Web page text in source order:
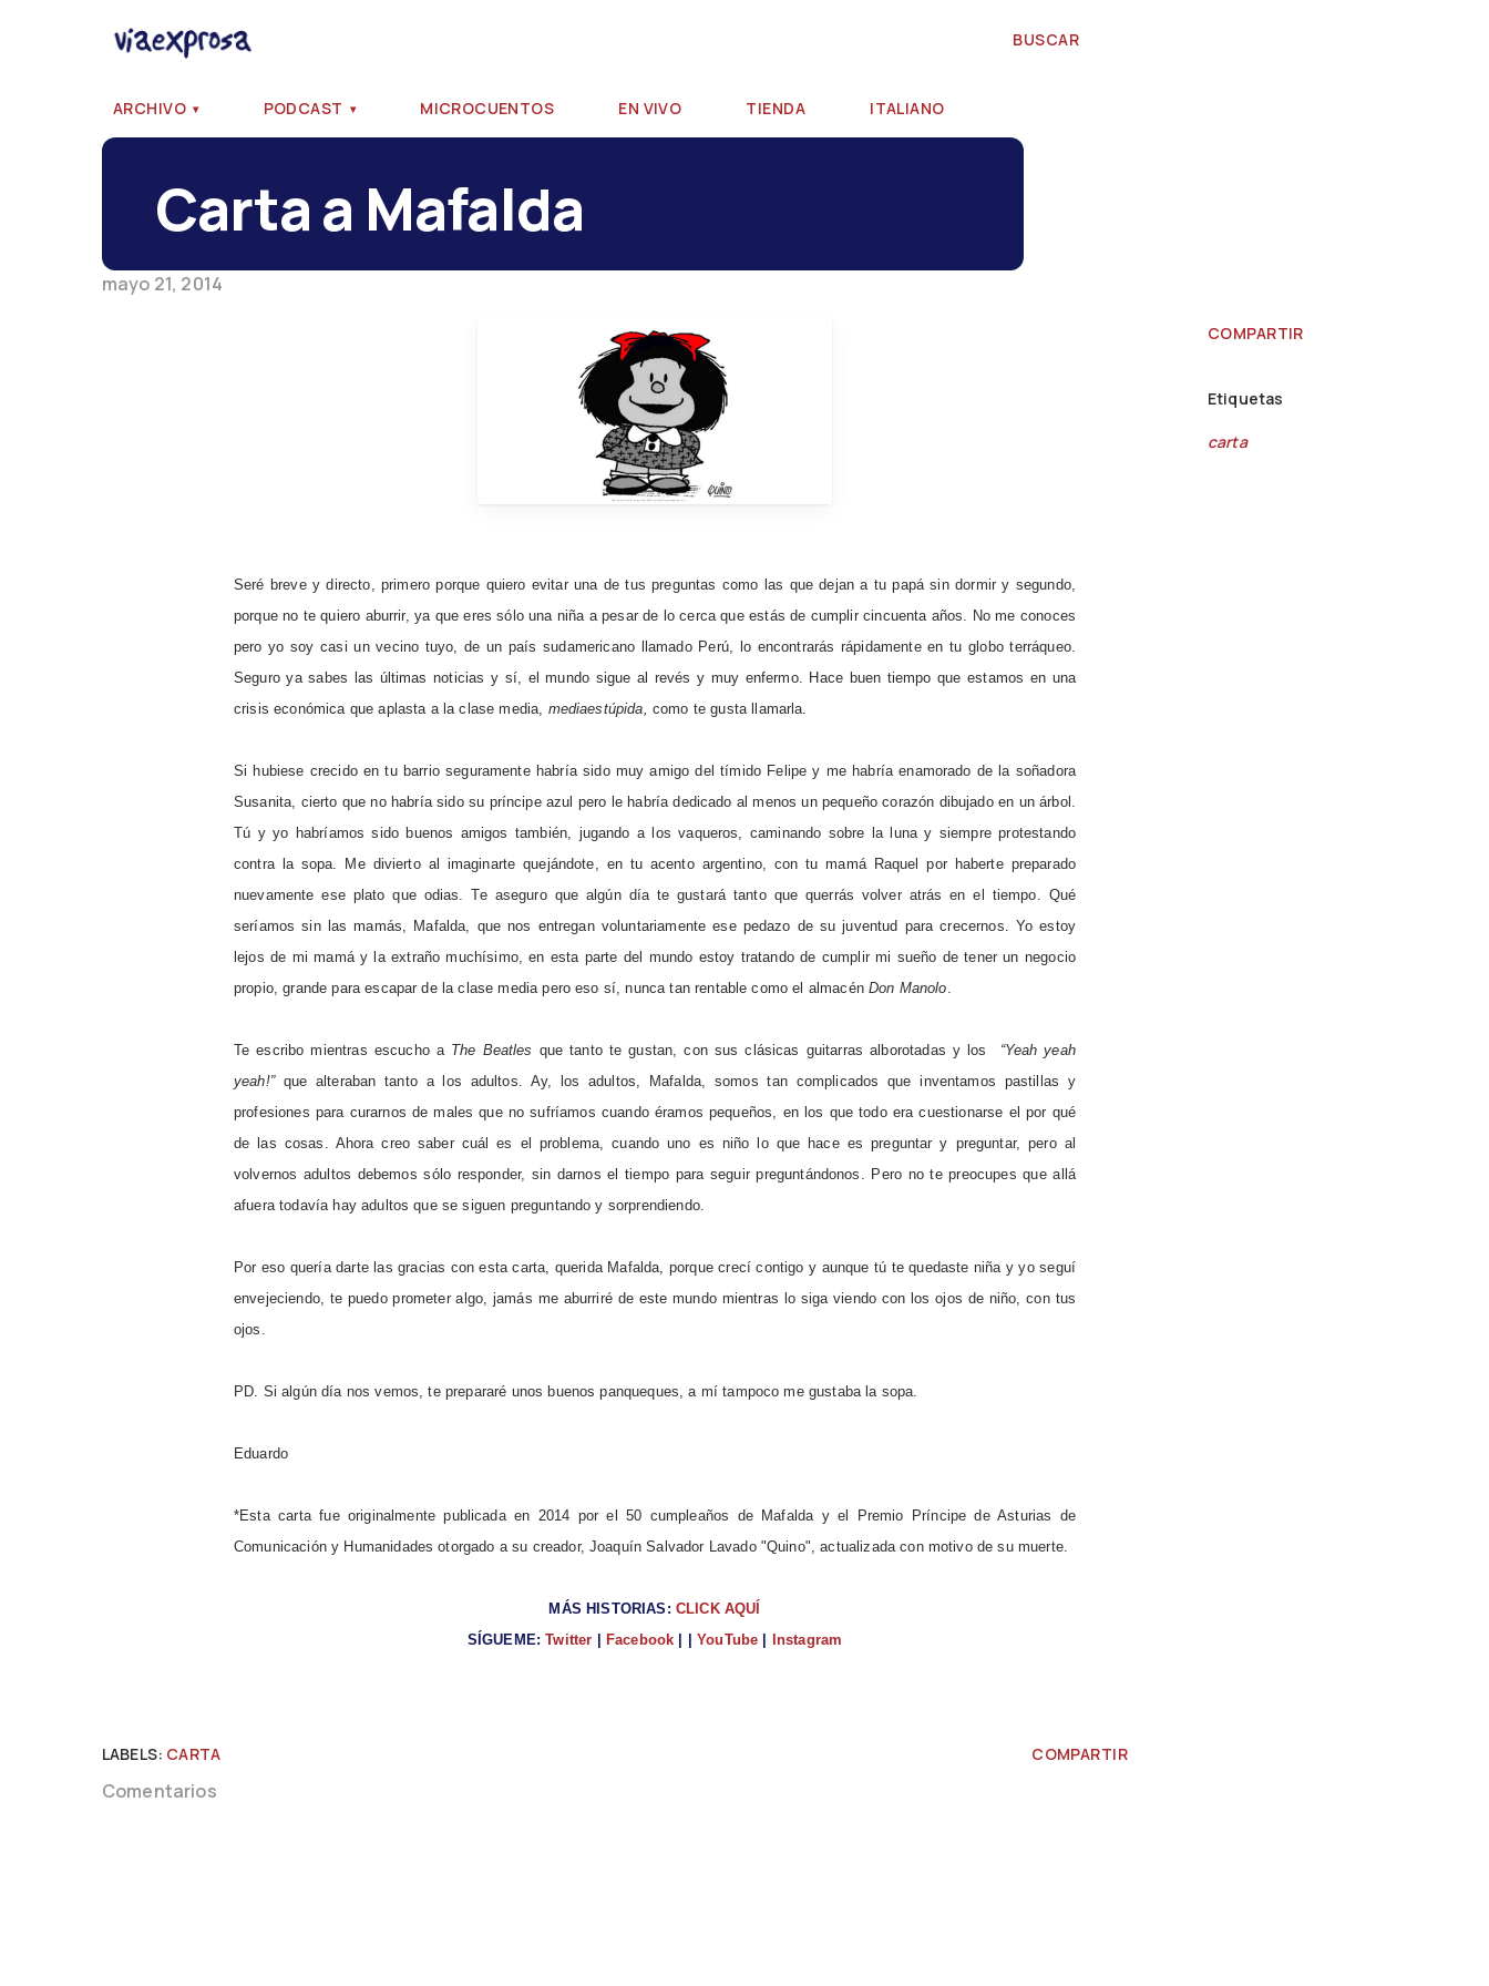
BUSCAR
ARCHIVO PODCAST MICROCUENTOS EN VIVO TIENDA ITALIANO
Carta a Mafalda
mayo 21, 2014
Seré breve y directo, primero porque quiero evitar una de tus preguntas como las que dejan a tu papá sin dormir y segundo,
porque no te quiero aburrir, ya que eres sólo una niña a pesar de lo cerca que estás de cumplir cincuenta años. No me conoces
pero yo soy casi un vecino tuyo, de un país sudamericano llamado Perú, lo encontrarás rápidamente en tu globo terráqueo.
Seguro ya sabes las últimas noticias y sí, el mundo sigue al revés y muy enfermo. Hace buen tiempo que estamos en una
crisis económica que aplasta a la clase media, mediaestúpida, como te gusta llamarla.
Si hubiese crecido en tu barrio seguramente habría sido muy amigo del tímido Felipe y me habría enamorado de la soñadora
Susanita, cierto que no habría sido su príncipe azul pero le habría dedicado al menos un pequeño corazón dibujado en un árbol.
Tú y yo habríamos sido buenos amigos también, jugando a los vaqueros, caminando sobre la luna y siempre protestando
contra la sopa. Me divierto al imaginarte quejándote, en tu acento argentino, con tu mamá Raquel por haberte preparado
nuevamente ese plato que odias. Te aseguro que algún día te gustará tanto que querrás volver atrás en el tiempo. Qué
seríamos sin las mamás, Mafalda, que nos entregan voluntariamente ese pedazo de su juventud para crecernos. Yo estoy
lejos de mi mamá y la extraño muchísimo, en esta parte del mundo estoy tratando de cumplir mi sueño de tener un negocio
propio, grande para escapar de la clase media pero eso sí, nunca tan rentable como el almacénDon Manolo.
Te escribo mientras escucho a The Beatles que tanto te gustan, con sus clásicas guitarras alborotadas y los “Yeah yeah
yeah!”que alteraban tanto a los adultos. Ay, los adultos, Mafalda, somos tan complicados que inventamos pastillas y
profesiones para curarnos de males que no sufríamos cuando éramos pequeños, en los que todo era cuestionarse el por qué
de las cosas. Ahora creo saber cuál es el problema, cuando uno es niño lo que hace es preguntar y preguntar, pero al
volvernos adultos debemos sólo responder, sin darnos el tiempo para seguir preguntándonos. Pero no te preocupes que allá
afuera todavía hay adultos que se siguen preguntando y sorprendiendo.
Por eso quería darte las gracias con esta carta, querida Mafalda, porque crecí contigo y aunque tú te quedaste niña y yo seguí
envejeciendo, te puedo prometer algo, jamás me aburriré de este mundo mientras lo siga viendo con los ojos de niño, con tus
ojos.
PD. Si algún día nos vemos, te prepararé unos buenos panqueques, a mí tampoco me gustaba la sopa.
Eduardo
*Esta carta fue originalmente publicada en 2014 por el 50 cumpleaños de Mafalda y el Premio Príncipe de Asturias de
Comunicación y Humanidades otorgado a su creador, Joaquín Salvador Lavado "Quino", actualizada con motivo de su muerte.
MÁS HISTORIAS: CLICK AQUÍ
SÍGUEME:Twitter Facebook YouTube Instagram
COMPARTIR
Etiquetas
carta
LABELS: CARTA COMPARTIR
Comentarios